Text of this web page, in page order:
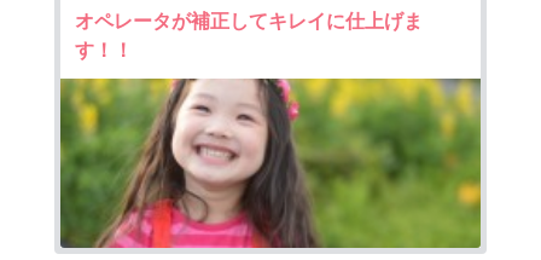
オペレータが補正してキレイに仕上げま
す！！